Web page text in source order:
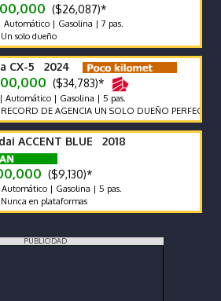
($26,087)*
| Gasolina | 7 pas.
dueño
CX-5 2024
($34,783)*
| Gasolina | 5 pas.
DE AGENCIA UN SOLO DUEÑO PERFECTO
ACCENT BLUE 2018
($9,130)*
| Gasolina | 5 pas.
en plataformas
PUBLICIDAD